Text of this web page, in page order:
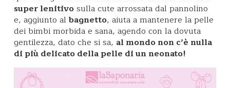
super lenitivosulla cute arrossata dal pannolino
e, aggiunto al bagnetto, aiuta a mantenere la pelle
dei bimbi morbida e sana, agendo con la dovuta
gentilezza, dato che si sa, al mondo non c’è nulla
di più delicato della pelle di un neonato!